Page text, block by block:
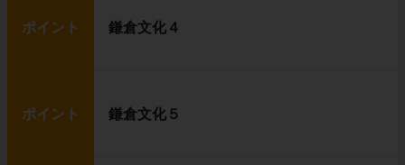
ポイント 鎌倉文化４
ポイント 鎌倉文化５